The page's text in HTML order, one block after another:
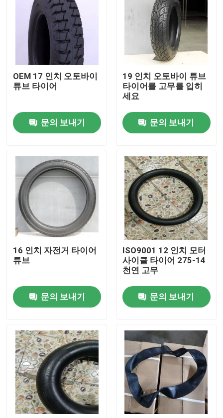
홈
회사 소개
접촉
제품 소개
오토바이 튜브 타이어
거리 모터사이클 타이어
세발 자전거 타이어
오토바이 스쿠터 타이어
전기적 오토바이 타이어
OEM 17 인치 오토바이
튜브 타이어
문의 보내기
19 인치 오토바이 튜브
타이어를 고무를 입히
세요
문의 보내기
16 인치 자전거 타이어
튜브
문의 보내기
ISO9001 12 인치 모터
사이클 타이어 275-14
천연 고무
문의 보내기